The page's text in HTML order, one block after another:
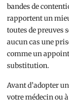
bandes de
rapportent un
toutes de preuves
aucun cas une
comme un
substitution.
Avant d’adopter
votre médecin ou